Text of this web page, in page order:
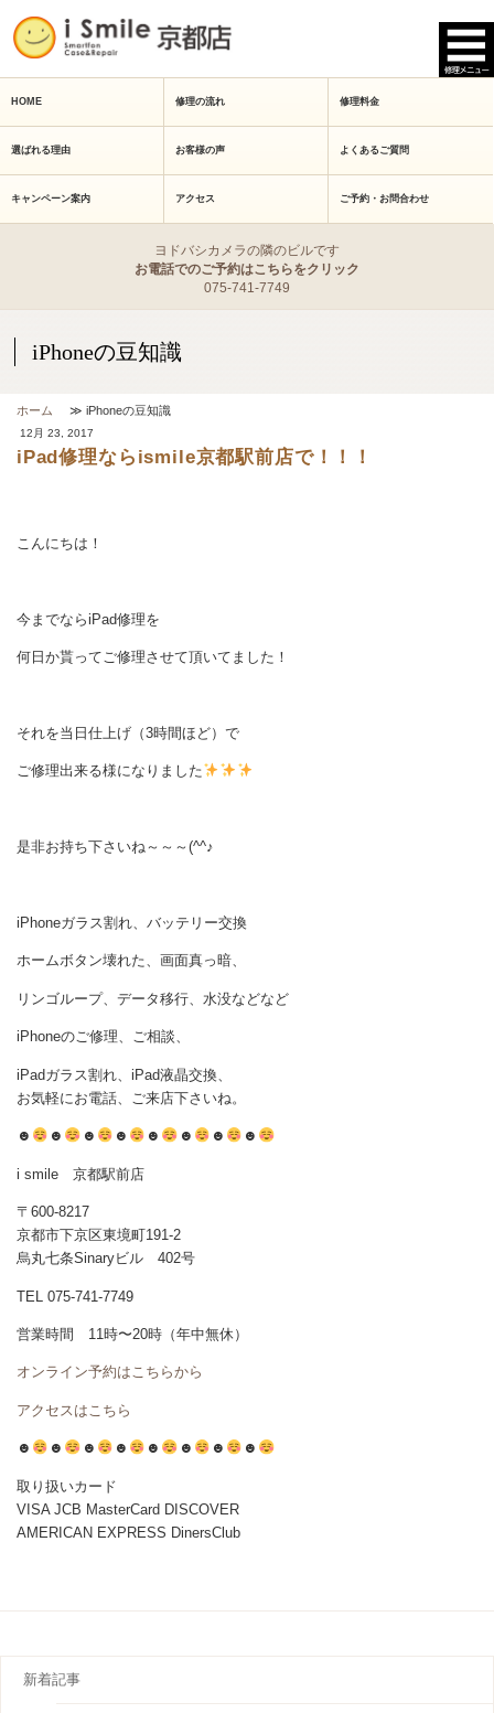
HOME 修理の流れ 修理料金
選ばれる理由 お客様の声 よくあるご質問
キャンペーン案内 アクセス ご予約・お問合わせ
ヨドバシカメラの隣のビルです
お電話でのご予約はこちらをクリック
075-741-7749
iPhoneの豆知識
ホーム ≫ iPhoneの豆知識
12月 23, 2017
iPad修理ならismile京都駅前店で！！！
こんにちは！
今までならiPad修理を
何日か貰ってご修理させて頂いてました！
それを当日仕上げ（3時間ほど）で
ご修理出来る様になりました
是非お持ち下さいね～～～(^^♪
iPhoneガラス割れ、バッテリー交換
ホームボタン壊れた、画面真っ暗、
リンゴループ、データ移行、水没などなど
iPhoneのご修理、ご相談、
iPadガラス割れ、iPad液晶交換、
お気軽にお電話、ご来店下さいね。
☻ ☻ ☻ ☻ ☻ ☻ ☻ ☻
i smile 京都駅前店
〒600-8217
京都市下京区東境町191-2
烏丸七条Sinaryビル 402号
TEL 075-741-7749
営業時間 11時〜20時（年中無休）
オンライン予約はこちらから
アクセスはこちら
☻ ☻ ☻ ☻ ☻ ☻ ☻ ☻
取り扱いカード
VISA JCB MasterCard DISCOVER
AMERICAN EXPRESS DinersClub
新着記事